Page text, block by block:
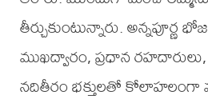
తీర్చుకుంటున్నారు.
ముఖద్వారం, ప్రధాన
నదితీరం భక్తులతో